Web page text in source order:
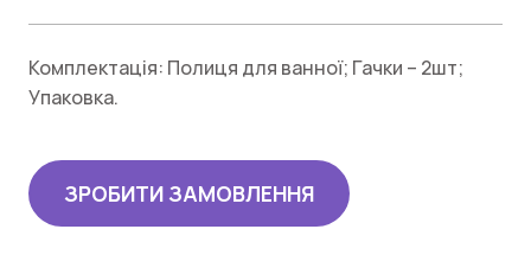
Комплектація: Полиця для ванної; Гачки – 2шт;
Упаковка.
ЗРОБИТИ ЗАМОВЛЕННЯ